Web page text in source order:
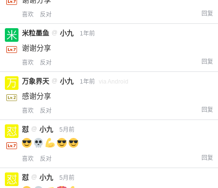
喜欢 反对 回复
米粒墨鱼 @ 小九 1年前
谢谢分享
喜欢 反对 回复
万象界天 @ 小九 1年前 via Android
感谢分享
喜欢 反对 回复
怼 @ 小九 5月前
喜欢 反对 回复
怼 @ 小九 5月前